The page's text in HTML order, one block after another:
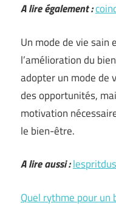
A lire également :
Un mode de vie sain
l’amélioration du
adopter un mode de
des opportunités,
motivation
le bien-être.
A lire aussi :
Quel rythme pour un